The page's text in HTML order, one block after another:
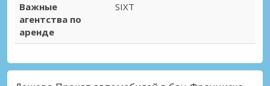
Важные
агентства по
аренде
SIXT